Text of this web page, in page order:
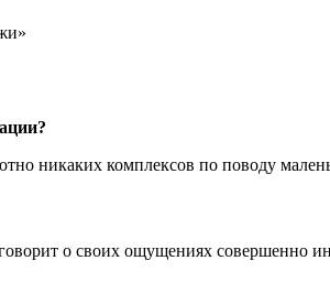
никаких комплексов по поводу
о своих ощущениях совершенно